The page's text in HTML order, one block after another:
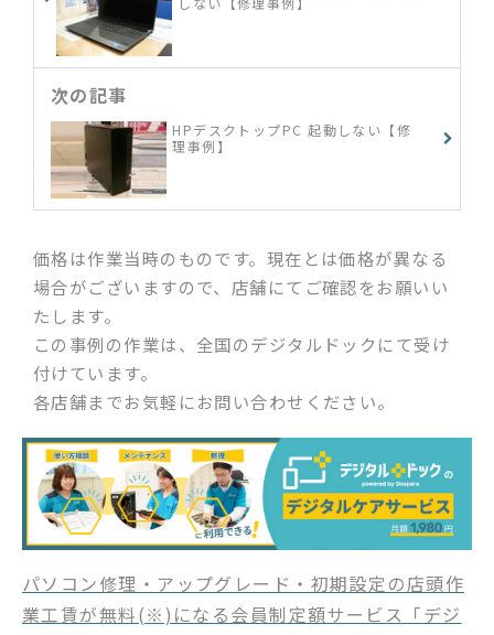
次の記事
HPデスクトップPC 起動しない【修
理事例】
価格は作業当時のものです。現在とは価格が異なる
場合がございますので、店舗にてご確認をお願いい
たします。
この事例の作業は、全国のデジタルドックにて受け
付けています。
各店舗までお気軽にお問い合わせください。
パソコン修理・アップグレード・初期設定の店頭作
業工賃が無料(※)になる会員制定額サービス「デジ